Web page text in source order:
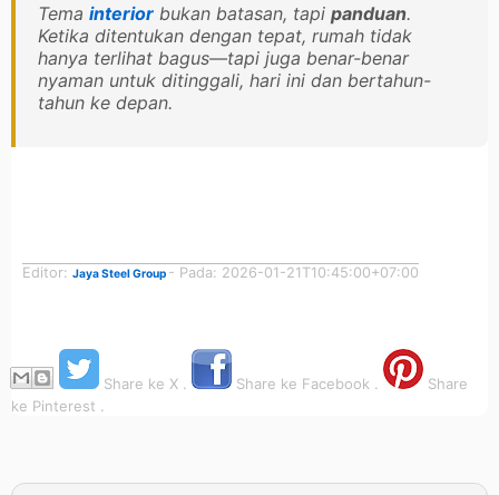
Tema interiorbukan batasan, tapi panduan.
Ketika ditentukan dengan tepat, rumah tidak
hanya terlihat bagus—tapi juga benar-benar
nyaman untuk ditinggali, hari ini dan bertahun-
tahun ke depan.
Editor: Jaya Steel Group - Pada: 2026-01-21T10:45:00+07:00
Share ke X . Share ke Facebook .
Share
ke Pinterest .